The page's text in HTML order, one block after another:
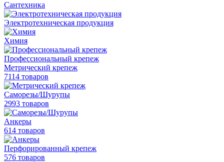
Сантехника
Электротехническая продукция
Химия
Профессиональный крепеж
Метрический крепеж
7114 товаров
Саморезы/Шурупы
2993 товаров
Анкеры
614 товаров
Перфорированный крепеж
576 товаров